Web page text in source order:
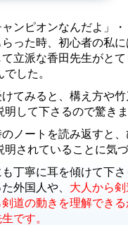
ンピオンなんだよ」・
った時、初心者の私に
立派な香田先生がと
した。
てみると、構え方や
明して下さるので驚きま
ノートを読み返すと
明されていることに気づ
丁寧に耳を傾けて下さ
外国人や、 大人から
道の動きを理解でき
です。